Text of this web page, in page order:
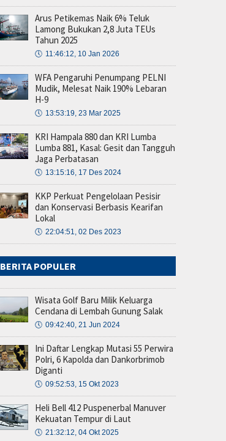
Arus Petikemas Naik 6% Teluk
Lamong Bukukan 2,8 Juta TEUs
Tahun 2025
🕔 11:46:12, 10 Jan 2026
WFA Pengaruhi Penumpang PELNI
Mudik, Melesat Naik 190% Lebaran
H-9
🕔 13:53:19, 23 Mar 2025
KRI Hampala 880 dan KRI Lumba
Lumba 881, Kasal: Gesit dan Tangguh
Jaga Perbatasan
🕔 13:15:16, 17 Des 2024
KKP Perkuat Pengelolaan Pesisir
dan Konservasi Berbasis Kearifan
Lokal
🕔 22:04:51, 02 Des 2023
BERITA POPULER
Wisata Golf Baru Milik Keluarga
Cendana di Lembah Gunung Salak
🕔 09:42:40, 21 Jun 2024
Ini Daftar Lengkap Mutasi 55 Perwira
Polri, 6 Kapolda dan Dankorbrimob
Diganti
🕔 09:52:53, 15 Okt 2023
Heli Bell 412 Puspenerbal Manuver
Kekuatan Tempur di Laut
🕔 21:32:12, 04 Okt 2025